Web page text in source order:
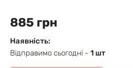
885 грн
Наявність:
Відправимо сьогодні - 1 шт